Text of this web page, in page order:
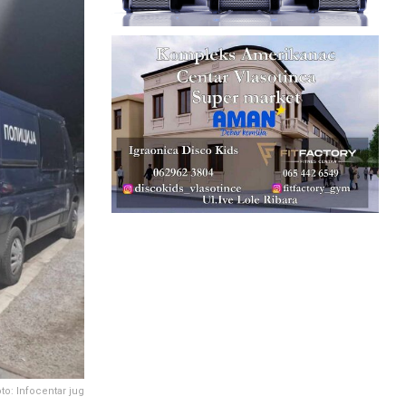
Infocentar jug